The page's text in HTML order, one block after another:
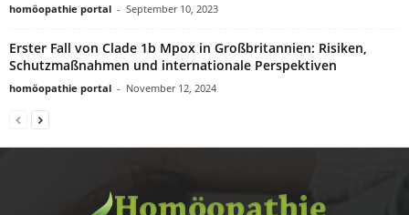
homöopathie portal - September 10, 2023
Erster Fall von Clade 1b Mpox in Großbritannien: Risiken,
Schutzmaßnahmen und internationale Perspektiven
homöopathie portal - November 12, 2024